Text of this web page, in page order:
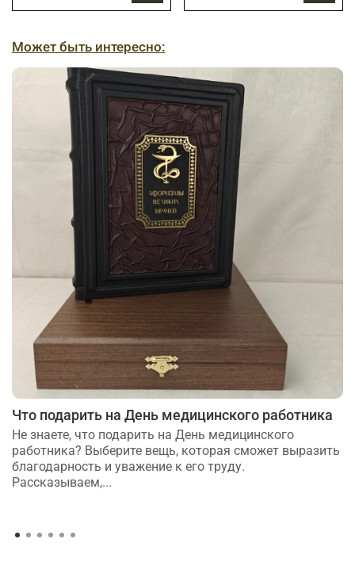
Может быть интересно:
Что подарить на День медицинского работника
Не знаете, что подарить на День медицинского
работника? Выберите вещь, которая сможет выразить
благодарность и уважение к его труду.
Рассказываем,...